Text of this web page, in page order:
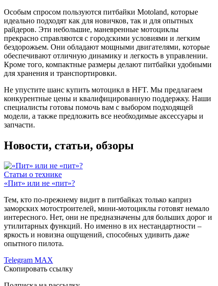
Особым спросом пользуются питбайки Motoland, которые
идеально подходят как для новичков, так и для опытных
райдеров. Эти небольшие, маневренные мотоциклы
прекрасно справляются с городскими условиями и легким
бездорожьем. Они обладают мощными двигателями, которые
обеспечивают отличную динамику и легкость в управлении.
Кроме того, компактные размеры делают питбайки удобными
для хранения и транспортировки.
Не упустите шанс купить мотоцикл в HFT. Мы предлагаем
конкурентные цены и квалифицированную поддержку. Наши
специалисты готовы помочь вам с выбором подходящей
модели, а также предложить все необходимые аксессуары и
запчасти.
Новости, статьи, обзоры
Статьи о технике
«Пит» или не «пит»?
Тем, кто по-прежнему видит в питбайках только каприз
заморских мотостроителей, мини-мотоциклы готовят немало
интересного. Нет, они не предназначены для больших дорог и
утилитарных функций. Но именно в их нестандартности –
яркость и новизна ощущений, способных удивить даже
опытного пилота.
Telegram MAX
Скопировать ссылку